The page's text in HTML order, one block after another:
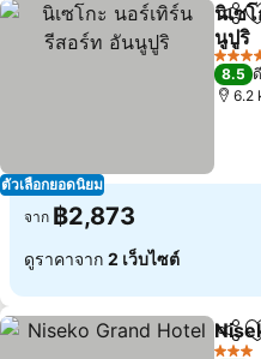
ตัวเลือกยอดนิยม
แชร์
นิเซ
นูปูริ
5 ดาว
8.5
6.2
จาก ฿2,873
ดูราคาจาก 2 เว็บไซต์
แชร์